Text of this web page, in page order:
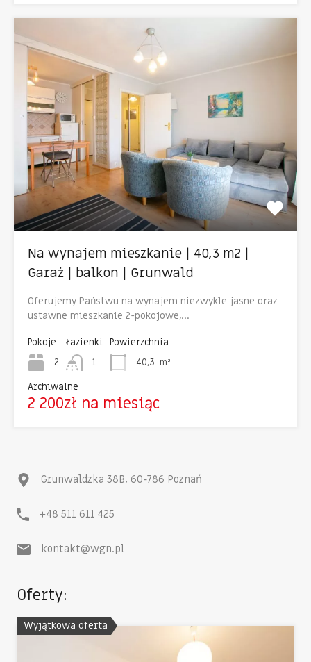
Na wynajem mieszkanie | 40,3 m2 |
Garaż | balkon | Grunwald
Oferujemy Państwu na wynajem niezwykle jasne oraz
ustawne mieszkanie 2-pokojowe,…
Pokoje
2
Łazienki
1
Powierzchnia
40,3 m²
Archiwalne
2 200zł na miesiąc
Grunwaldzka 38B, 60-786 Poznań
+48 511 611 425
kontakt@wgn.pl
Oferty:
Wyjątkowa oferta